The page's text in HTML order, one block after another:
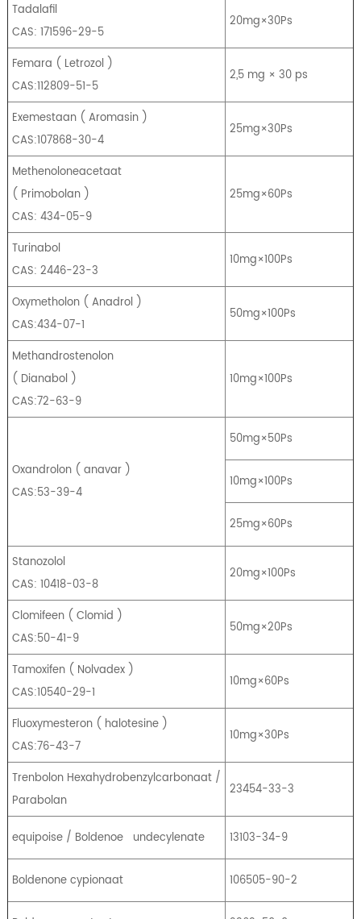
Tadalafil
CAS: 171596-29-5
20mg×30Ps
Femara ( Letrozol )
CAS:112809-51-5
2,5 mg × 30 ps
Exemestaan ​​( Aromasin )
CAS:107868-30-4
25mg×30Ps
Methenoloneacetaat
( Primobolan )
CAS: 434-05-9
25mg×60Ps
Turinabol
CAS: 2446-23-3
10mg×100Ps
Oxymetholon ( Anadrol )
CAS:434-07-1
50mg×100Ps
Methandrostenolon
( Dianabol )
CAS:72-63-9
10mg×100Ps
Oxandrolon ( anavar )
CAS:53-39-4
50mg×50Ps
10mg×100Ps
25mg×60Ps
Stanozolol
CAS: 10418-03-8
20mg×100Ps
Clomifeen ( Clomid )
CAS:50-41-9
50mg×20Ps
Tamoxifen ( Nolvadex )
CAS:10540-29-1
10mg×60Ps
Fluoxymesteron ( halotesine )
CAS:76-43-7
10mg×30Ps
Trenbolon Hexahydrobenzylcarbonaat /
Parabolan
23454-33-3
equipoise / Boldenoe undecylenate 13103-34-9
Boldenone cypionaat 106505-90-2